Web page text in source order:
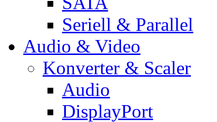
Seriell & Parallel
Audio & Video
Konverter & Scaler
Audio
DisplayPort